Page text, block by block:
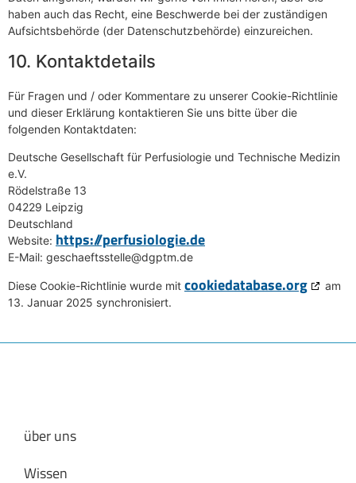
haben auch das Recht, eine Beschwerde bei der zuständigen
Aufsichtsbehörde (der Datenschutzbehörde) einzureichen.
10. Kontaktdetails
Für Fragen und / oder Kommentare zu unserer Cookie-Richtlinie
und dieser Erklärung kontaktieren Sie uns bitte über die
folgenden Kontaktdaten:
Deutsche Gesellschaft für Perfusiologie und Technische Medizin
e.V.
Rödelstraße 13
04229 Leipzig
Deutschland
Website: https://perfusiologie.de
E-Mail: geschaeftsstelle@dgptm.de
Diese Cookie-Richtlinie wurde mit cookiedatabase.org
am
13. Januar 2025 synchronisiert.
über uns
Wissen